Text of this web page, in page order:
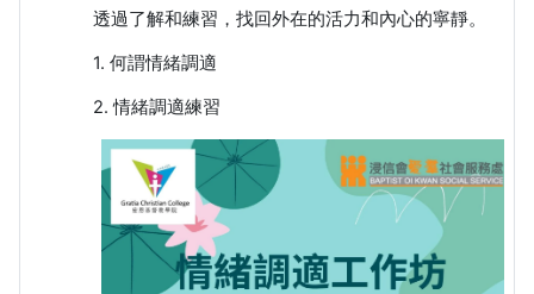
透過了解和練習，找回外在的活力和內心的寧靜。
1. 何謂情緒調適
2. 情緒調適練習